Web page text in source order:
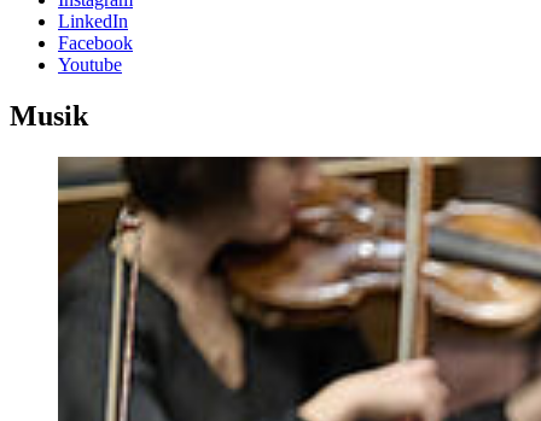
LinkedIn
Facebook
Youtube
Musik